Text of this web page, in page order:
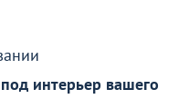
интерьер вашего